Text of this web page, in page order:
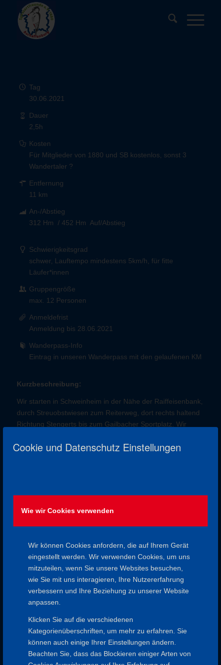
Cookie und Datenschutz Einstellungen
Wie wir Cookies verwenden
Wir können Cookies anfordern, die auf Ihrem Gerät
eingestellt werden. Wir verwenden Cookies, um uns
mitzuteilen, wenn Sie unsere Websites besuchen,
wie Sie mit uns interagieren, Ihre Nutzererfahrung
verbessern und Ihre Beziehung zu unserer Website
anpassen.
Klicken Sie auf die verschiedenen
Kategorienüberschriften, um mehr zu erfahren. Sie
können auch einige Ihrer Einstellungen ändern.
Beachten Sie, dass das Blockieren einiger Arten von
Tag
30.06.2021
Dauer
2,5h
Kosten
Für Mitglieder von 1880 und SB kostenlos, sonst 3
Wandertaler ?
Entfernung
11 km
An-/Abstieg
312 Hm ­ / 452 Hm Auf/Abstieg
Schwierigkeitsgrad
schwer, Lauftempo mindestens 5km/h, für fitte
Läufer*innen
Gruppengröße
max. 12 Personen
Anmeldefrist
Anmeldung bis 28.06.2021
Wanderpass-Info
Eintrag in unseren Wanderpass mit den gelaufenen KM
Kurzbeschreibung:
Wir starten in Schweinheim in der Nähe der Raiffeisenbank,
durch Streuobstwiesen zum Reiterweg, dort rechts haltend
Richtung Stengerts bis zum Gailbacher Sportplatz. Wir
wieder an um den Findberg herum Richtung Haibach. Am
17:45 Uhr auf dem Parkplatz an der Raiffeisenbank
Schweinheim, Hensbachstraße, ca. 20:15 Uhr zurück am
Ausrüstungsliste:
Mindestens halbhohes festes Schuhwerk, Getränke, ggf.
Stöcke, ggf. Essen für die Schlussrast aus dem Kofferraum
Rast / Einkehr:
Rast entscheiden wir dynamisch auf der Strecke
Sonstige Kosten:
keine
Anreise / Parken: